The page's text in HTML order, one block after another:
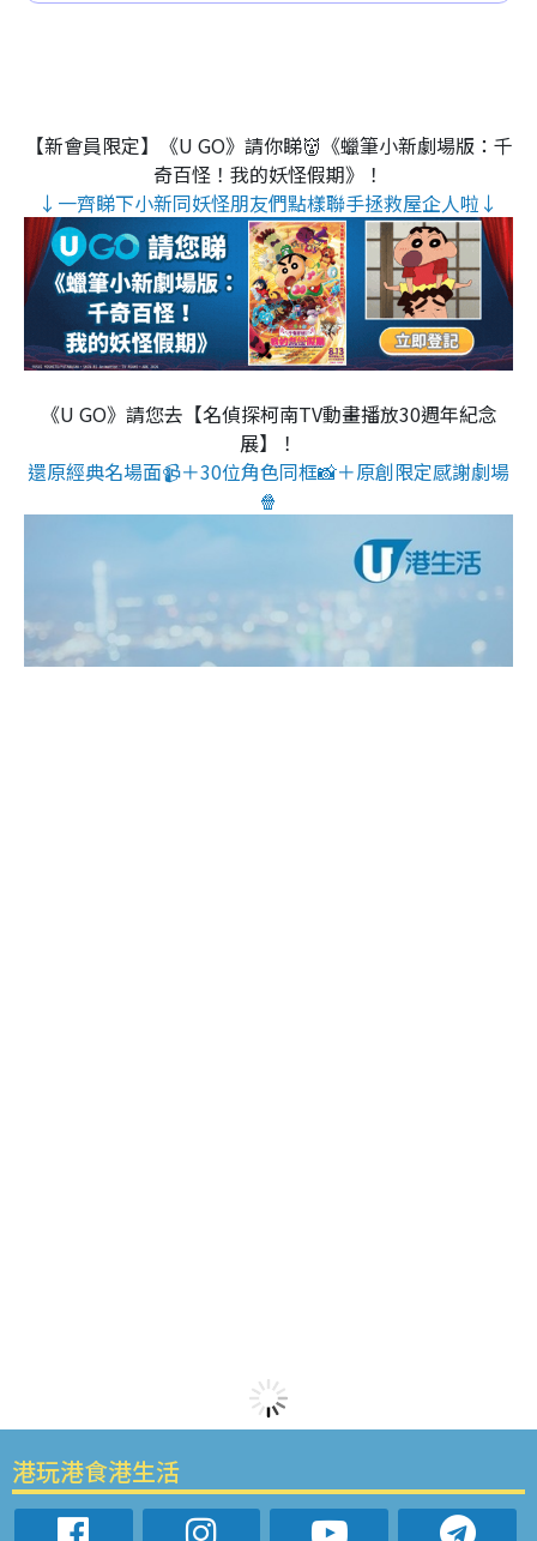
【新會員限定】《U GO》請你睇👹《蠟筆小新劇場版：千
奇百怪！我的妖怪假期》！
↓一齊睇下小新同妖怪朋友們點樣聯手拯救屋企人啦↓
《U GO》請您去【名偵探柯南TV動畫播放30週年紀念
展】！
還原經典名場面📹＋30位角色同框📸＋原創限定感謝劇場
🍿
港玩港食港生活